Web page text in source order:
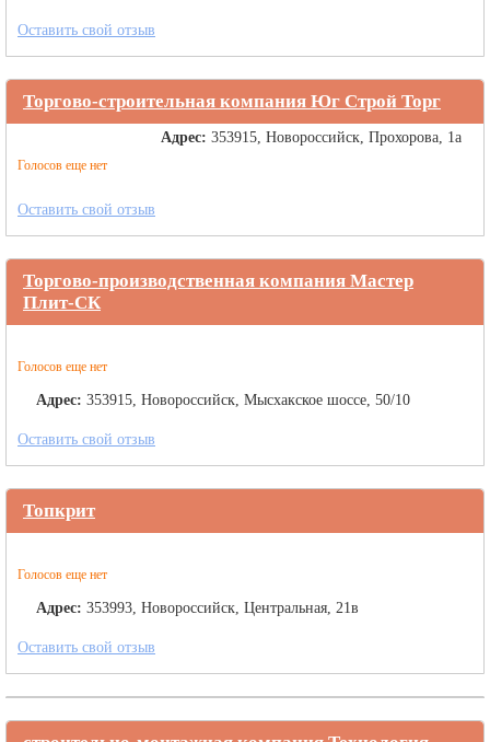
Оставить свой отзыв
Торгово-строительная компания Юг Строй Торг
Голосов еще нет
Адрес: 353915, Новороссийск, Прохорова, 1а
Оставить свой отзыв
Торгово-производственная компания Мастер
Плит-СК
Голосов еще нет
Адрес: 353915, Новороссийск, Мысхакское шоссе, 50/10
Оставить свой отзыв
Топкрит
Голосов еще нет
Адрес: 353993, Новороссийск, Центральная, 21в
Оставить свой отзыв